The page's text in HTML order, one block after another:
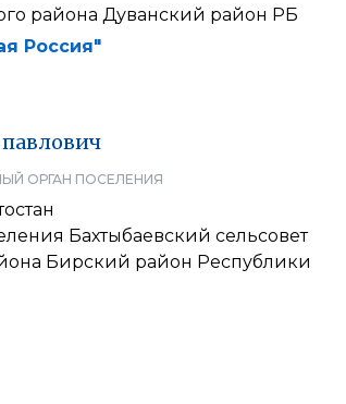
района Дуванский район РБ
Россия"
павлович
ОРГАН ПОСЕЛЕНИЯ
Бахтыбаевский сельсовет
Бирский район Республики